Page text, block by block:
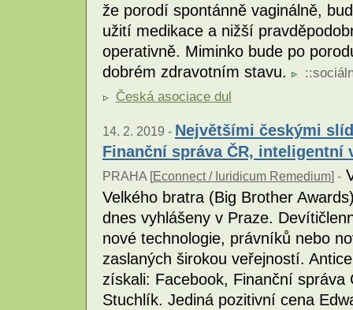
že porodí spontánně vaginálně,
užití medikace a nižší
operativně. Miminko bude po
dobrém zdravotním stavu.
::
Česká asociace dul
14. 2. 2019 - Největšími českými
Finanční správa ČR, inteligentní
PRAHA [Econnect / Iuridicum Remedium] -
Velkého bratra (Big Brother
dnes vyhlášeny v Praze.
nové technologie, právníků nebo
zaslaných širokou veřejností.
získali: Facebook, Finanční správa
Stuchlík. Jediná pozitivní cena